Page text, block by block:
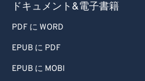
ドキュメント&電子書籍
PDF に WORD
EPUB に PDF
EPUB に MOBI